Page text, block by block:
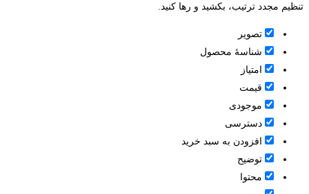
تنظیم مجدد ترتیب، بکشید و رها کنید.
تصویر
شناسۀ محصول
امتیاز
قيمت
موجودی
دسترسی
افزودن به سبد خرید
توضیح
محتوا